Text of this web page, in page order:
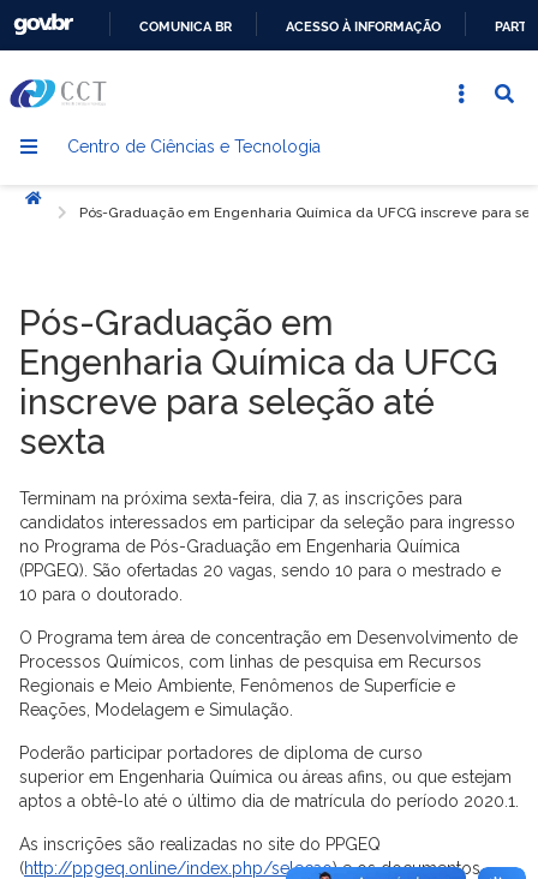
CONTEÚDO
COMUNICA BR ACESSO À INFORMAÇÃO
Centro de Ciências e Tecnologia
Início
Pós-Graduação em Engenharia Química da UFCG inscreve para
Pós-Graduação em
Engenharia Química da UFCG
inscreve para seleção até
sexta
Terminam na próxima sexta-feira, dia 7, as inscrições para
candidatos interessados em participar da seleção para ingresso
no Programa de Pós-Graduação em Engenharia Química
(PPGEQ). São ofertadas 20 vagas, sendo 10 para o mestrado e
10 para o doutorado.
O Programa tem área de concentração em Desenvolvimento de
Processos Químicos, com linhas de pesquisa em Recursos
Regionais e Meio Ambiente, Fenômenos de Superfície e
Reações, Modelagem e Simulação.
Poderão participar portadores de diploma de curso
superior em Engenharia Química ou áreas afins, ou que estejam
aptos a obtê-lo até o último dia de matrícula do período 2020.1.
As inscrições são realizadas no site do PPGEQ
(http://ppgeq.online/index.php/selecao) e os documentos